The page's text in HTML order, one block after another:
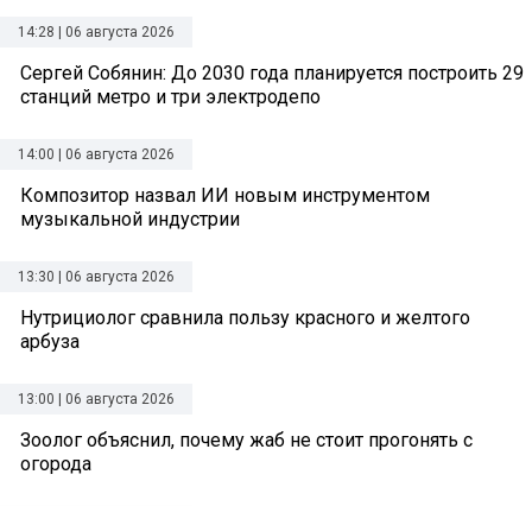
14:28 | 06 августа 2026
Сергей Собянин: До 2030 года планируется построить 29
станций метро и три электродепо
14:00 | 06 августа 2026
Композитор назвал ИИ новым инструментом
музыкальной индустрии
13:30 | 06 августа 2026
Нутрициолог сравнила пользу красного и желтого
арбуза
13:00 | 06 августа 2026
Зоолог объяснил, почему жаб не стоит прогонять с
огорода